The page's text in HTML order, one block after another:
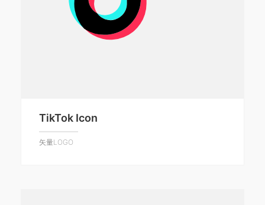
TikTok Icon
矢量LOGO